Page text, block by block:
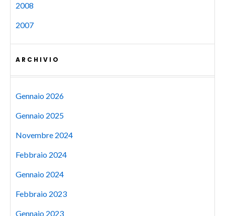
2008
2007
ARCHIVIO
Gennaio 2026
Gennaio 2025
Novembre 2024
Febbraio 2024
Gennaio 2024
Febbraio 2023
Gennaio 2023